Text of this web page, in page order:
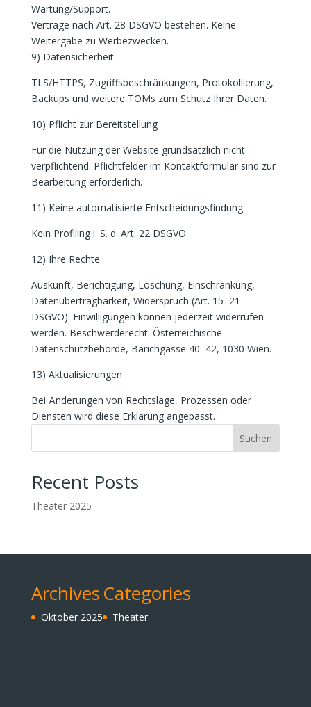
Wartung/Support.
Verträge nach Art. 28 DSGVO bestehen. Keine
Weitergabe zu Werbezwecken.
9) Datensicherheit
TLS/HTTPS, Zugriffsbeschränkungen, Protokollierung,
Backups und weitere TOMs zum Schutz Ihrer Daten.
10) Pflicht zur Bereitstellung
Für die Nutzung der Website grundsätzlich nicht
verpflichtend. Pflichtfelder im Kontaktformular sind zur
Bearbeitung erforderlich.
11) Keine automatisierte Entscheidungsfindung
Kein Profiling i. S. d. Art. 22 DSGVO.
12) Ihre Rechte
Auskunft, Berichtigung, Löschung, Einschränkung,
Datenübertragbarkeit, Widerspruch (Art. 15–21
DSGVO). Einwilligungen können jederzeit widerrufen
werden. Beschwerderecht: Österreichische
Datenschutzbehörde, Barichgasse 40–42, 1030 Wien.
13) Aktualisierungen
Bei Änderungen von Rechtslage, Prozessen oder
Diensten wird diese Erklärung angepasst.
Suchen
Recent Posts
Theater 2025
Archives
Oktober 2025
Categories
Theater